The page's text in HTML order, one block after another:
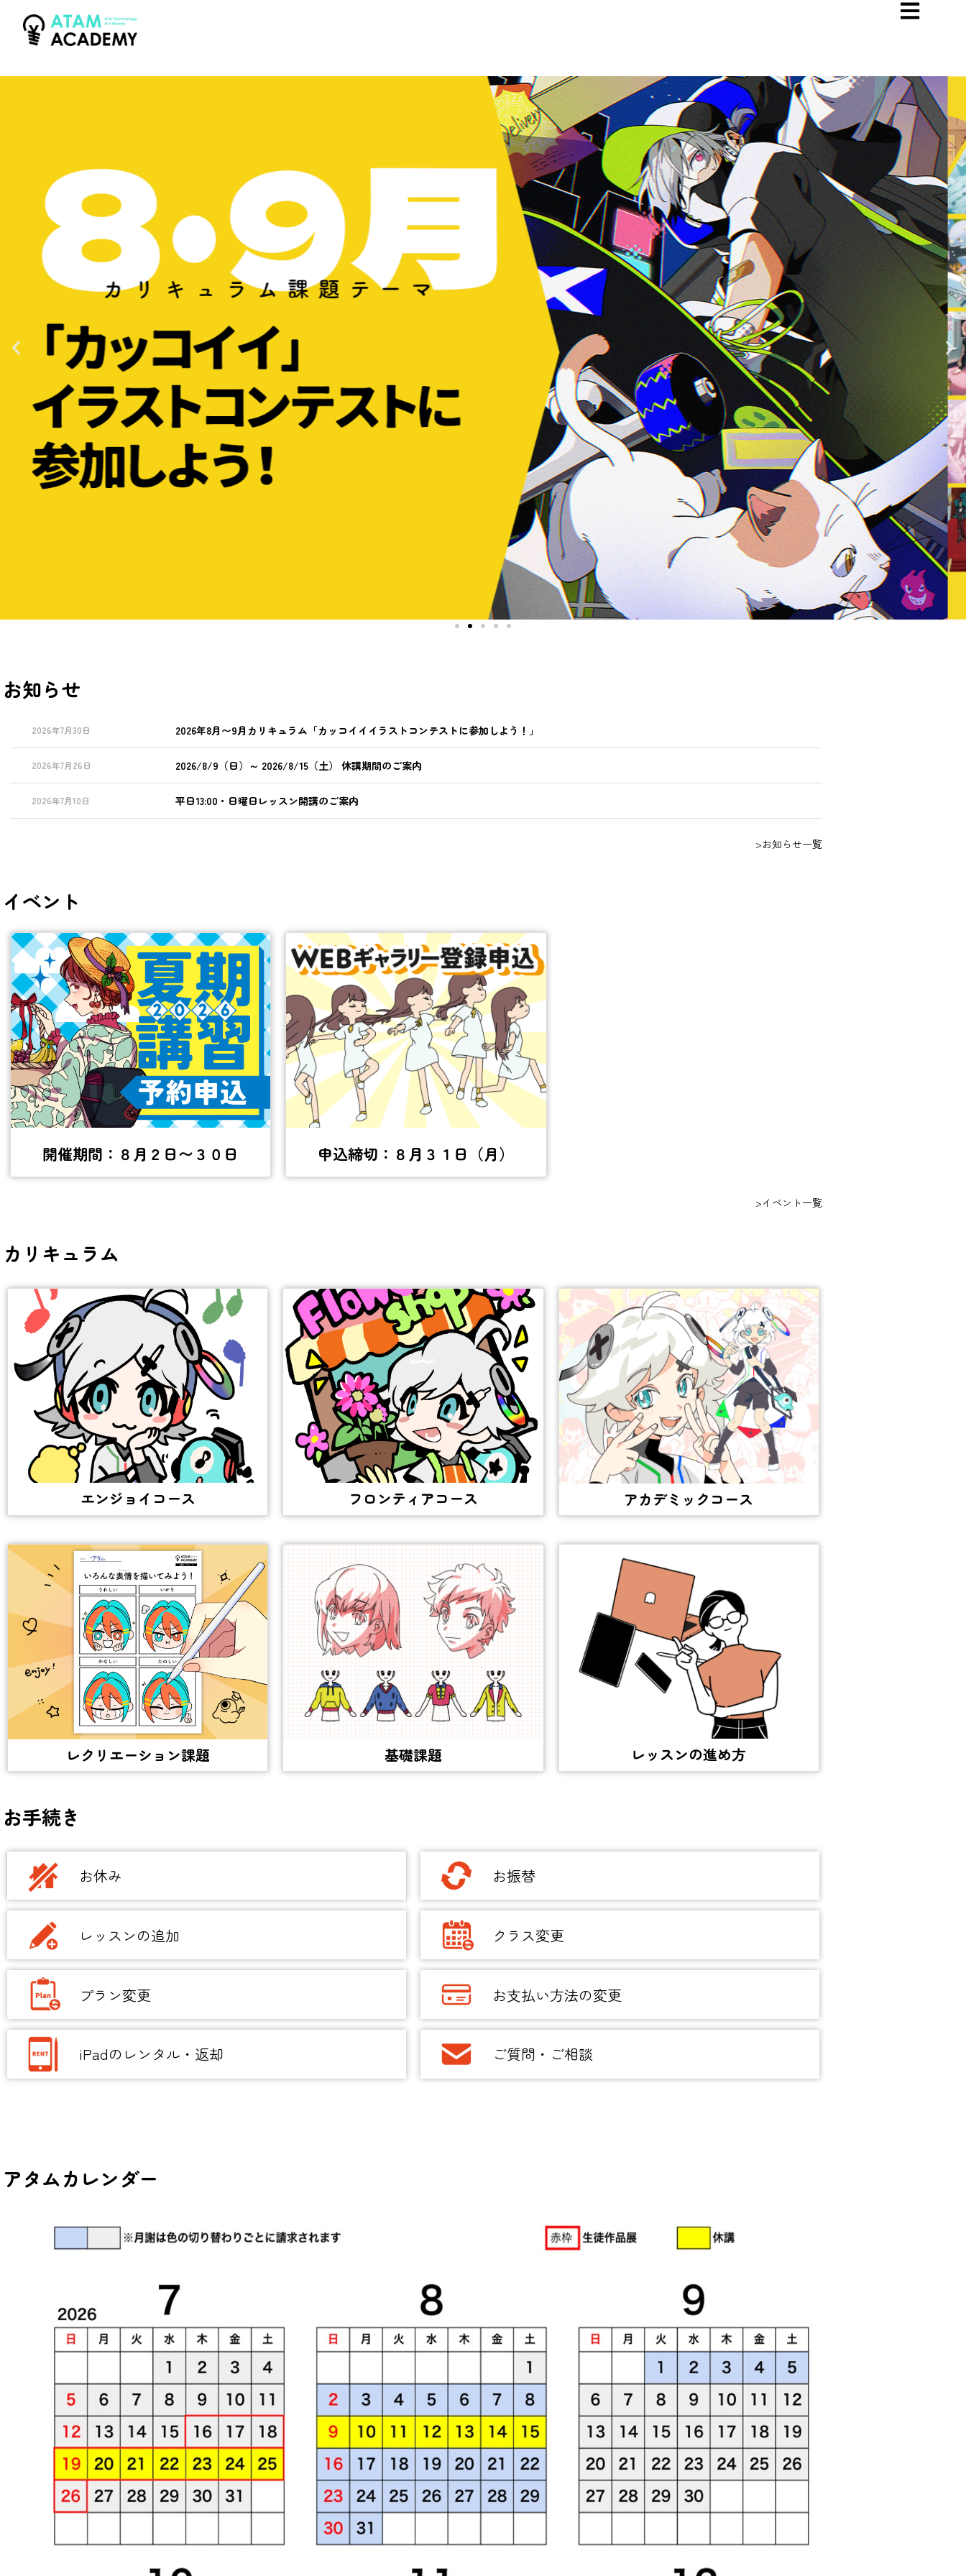
お知らせ
2026年8月〜9月カリキュラム「カッコイイイラストコンテストに参加しよう！」
2026年7月30日
2026/8/9（日）～ 2026/8/15（土） 休講期間のご案内
2026年7月26日
平日13:00・日曜日レッスン開講のご案内
2026年7月10日
>お知らせ一覧
イベント
開催期間：８月２日〜３０日 申込締切：８月３１日（月）
>イベント一覧
カリキュラム
エンジョイコース フロンティアコース アカデミックコース
レクリエーション課題 基礎課題 レッスンの進め方
お手続き
お休み お振替
レッスンの追加 クラス変更
プラン変更 お支払い方法の変更
iPadのレンタル・返却 ご質問・ご相談
アタムカレンダー